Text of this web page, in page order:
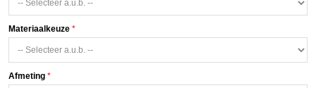
Materiaalkeuze
Afmeting